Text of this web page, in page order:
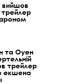
вийшов
трейлер
та Оуен
трейлер
екшена